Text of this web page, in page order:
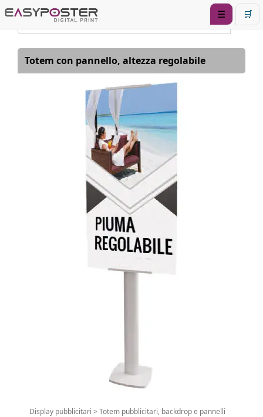
☰ 🛒
Totem con pannello, altezza regolabile
Display pubblicitari > Totem pubblicitari, backdrop e pannelli